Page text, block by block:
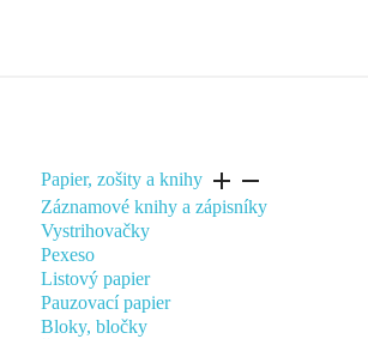
Papier, zošity a knihy add remove
Záznamové knihy a zápisníky
Vystrihovačky
Pexeso
Listový papier
Pauzovací papier
Bloky, bločky